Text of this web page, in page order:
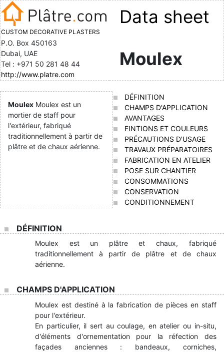
CUSTOM DECORATIVE PLASTERS
Data sheet
P.O. Box 450163
Dubai, UAE
Tel : +971 50 281 48 44
http://www.platre.com
Moulex
Moulex Moulex est un
mortier de staff pour
l'extérieur, fabriqué
traditionnellement à partir de
plâtre et de chaux aérienne.
DÉFINITION
CHAMPS D'APPLICATION
AVANTAGES
FINTIONS ET COULEURS
PRÉCAUTIONS D'USAGE
TRAVAUX PRÉPARATOIRES
FABRICATION EN ATELIER
POSE SUR CHANTIER
CONSOMMATIONS
CONSERVATION
CONDITIONNEMENT
DÉFINITION
Moulex est un plâtre et chaux, fabriqué
traditionnellement à partir de plâtre et de chaux
aérienne.
CHAMPS D'APPLICATION
Moulex est destiné à la fabrication de pièces en staff
pour l'extérieur.
En particulier, il sert au coulage, en atelier ou in-situ,
d'éléments d'ornementation pour la réfection des
façades anciennes : bandeaux, corniches,